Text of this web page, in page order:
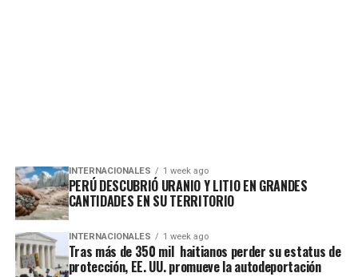
INTERNACIONALES 1 week ago
PERÚ DESCUBRIÓ URANIO Y LITIO EN GRANDES
CANTIDADES EN SU TERRITORIO
INTERNACIONALES 1 week ago
Tras más de 350 mil haitianos perder su estatus de
protección, EE. UU. promueve la autodeportación